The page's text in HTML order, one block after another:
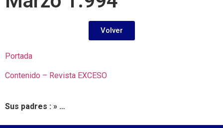
Volver
Portada
Contenido – Revista EXCESO
Sus padres : » …